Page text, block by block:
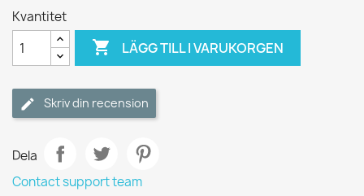
Kvantitet
 LÄGG TILL I VARUKORGEN
Skriv din recension
Dela
Contact support team